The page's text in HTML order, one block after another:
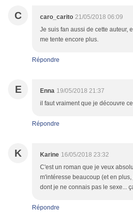
C caro_carito 21/05/2018 06:09
Je suis fan aussi de cette auteur,
me tente encore plus.
Répondre
E Enna 19/05/2018 21:37
il faut vraiment que je découvre
Répondre
K Karine 16/05/2018 23:32
C'est un roman que je veux
m'intéresse beaucoup (et en
dont je ne connais pas le sexe...
Répondre